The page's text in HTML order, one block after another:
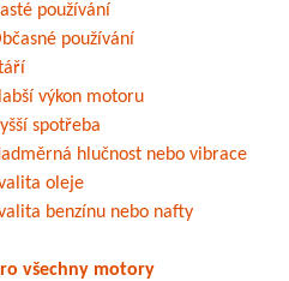
používání
používání
výkon motoru
spotřeba
hlučnost nebo vibrace
oleje
benzínu nebo nafty
všechny motory